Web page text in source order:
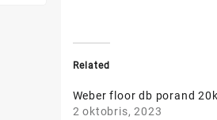
Related
Weber floor db porand
2 oktobris, 2023